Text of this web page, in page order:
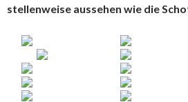
stellenweise aussehen wie die